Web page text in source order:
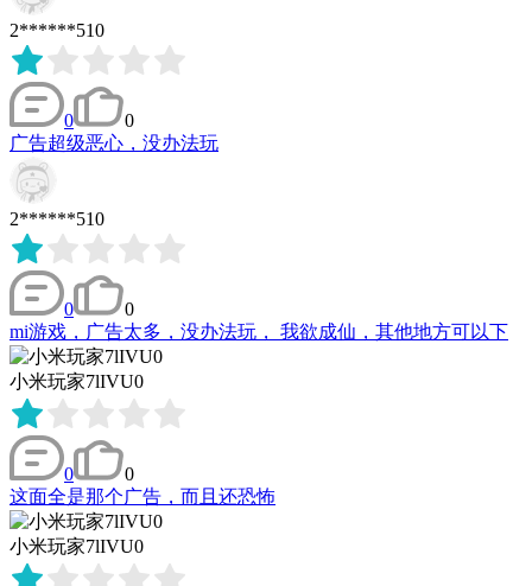
2******510
0
0
广告超级恶心，没办法玩
2******510
0
0
mi游戏，广告太多，没办法玩， 我欲成仙，其他地方可以下
小米玩家7lIVU0
0
0
这面全是那个广告，而且还恐怖
小米玩家7lIVU0